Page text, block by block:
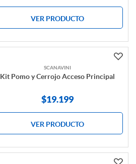
VER PRODUCTO
SCANAVINI
Kit Pomo y Cerrojo Acceso Principal
$19.199
VER PRODUCTO